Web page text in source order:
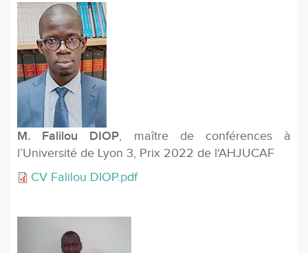
M. Falilou DIOP, maître de conférences à
l’Université de Lyon 3, Prix 2022 de l'AHJUCAF
CV Falilou DIOP.pdf